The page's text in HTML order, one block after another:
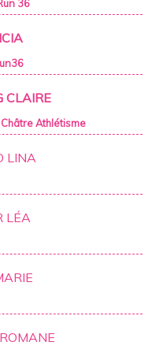
36
CLAIRE
Châtre Athlétisme
LINA
LÉA